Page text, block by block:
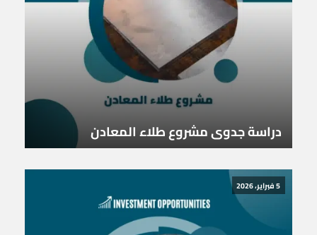
دراسة جدوى مشروع طلاء المعادن
5 فبراير، 2026